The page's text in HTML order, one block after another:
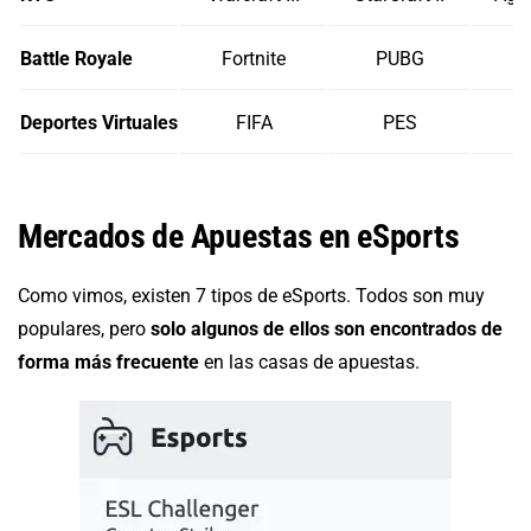
Battle Royale Fortnite PUBG
Deportes Virtuales FIFA PES
Mercados de Apuestas en eSports
Como vimos, existen 7 tipos de eSports. Todos son muy
populares, pero solo algunos de ellos son encontrados de
forma más frecuente en las casas de apuestas.